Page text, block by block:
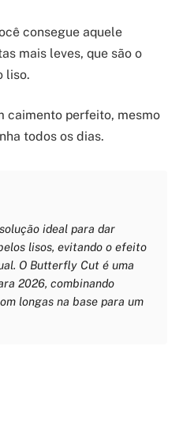
consegue aquele
mais leves, que são o
liso.
caimento perfeito, mesmo
todos os dias.
ideal para dar
lisos, evitando o efeito
O Butterfly Cut é uma
2026, combinando
longas na base para um